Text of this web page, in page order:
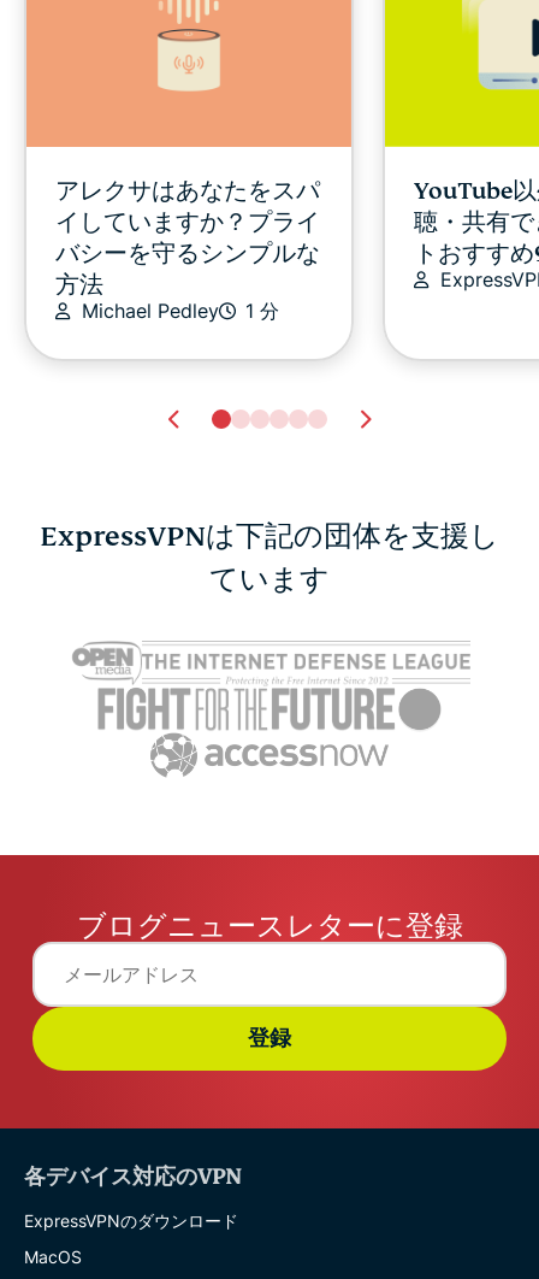
アレクサはあなたをスパ
イしていますか？プライ
バシーを守るシンプルな
方法
Michael Pedley 1 分
YouTube
聴・共有
トおすす
ExpressVPNは下記の団体を支援し
ています
ブログニュースレターに登録
登録
各デバイス対応のVPN
ExpressVPNのダウンロード
MacOS